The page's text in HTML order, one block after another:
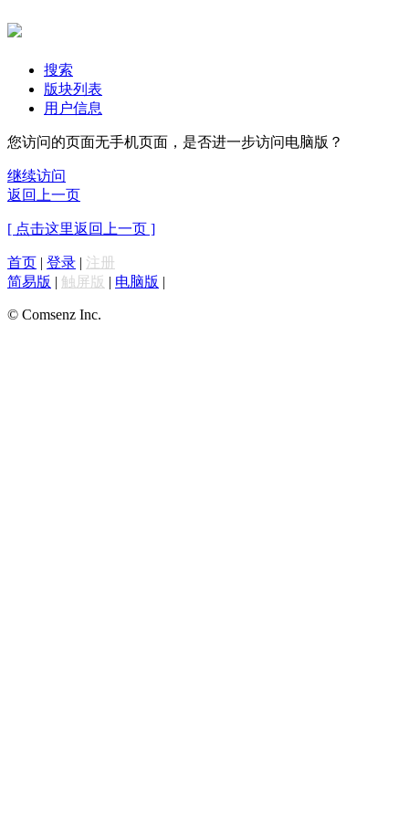
搜索
版块列表
用户信息
您访问的页面无手机页面，是否进一步访问电脑版？
继续访问
返回上一页
[ 点击这里返回上一页 ]
首页 | 登录 | 注册
简易版 | 触屏版 | 电脑版 |
© Comsenz Inc.